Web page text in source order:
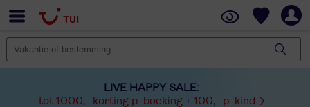
LIVE HAPPY SALE:
tot 1000,- korting p. boeking + 100,- p. kind